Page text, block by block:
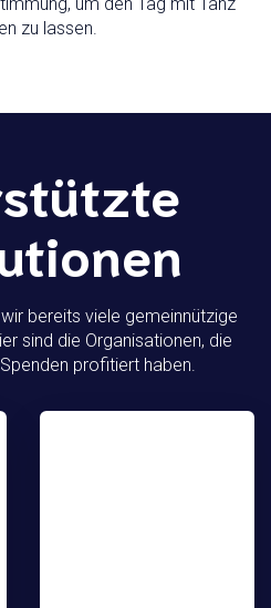
um den Tag mit Tanz
zu lassen.
bereits viele gemeinnützige
sind die Organisationen, die
profitiert haben.